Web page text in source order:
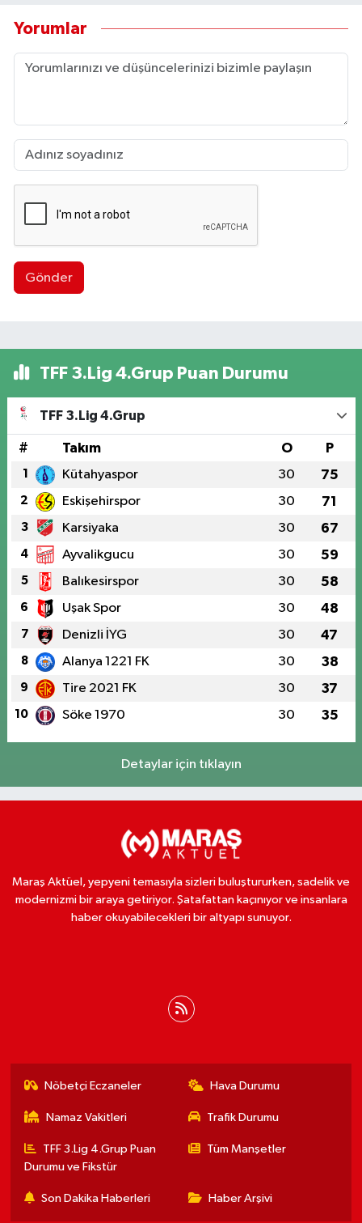
Yorumlar
Gönder
TFF 3.Lig 4.Grup Puan Durumu
TFF 3.Lig 4.Grup
# Takım O P
1 Kütahyaspor 30 75
2 Eskişehirspor 30 71
3 Karsiyaka 30 67
4 Ayvalikgucu 30 59
5 Balıkesirspor 30 58
6 Uşak Spor 30 48
7 Denizli İYG 30 47
8 Alanya 1221 FK 30 38
9 Tire 2021 FK 30 37
10 Söke 1970 30 35
Detaylar için tıklayın
Maraş Aktüel, yepyeni temasıyla sizleri buluştururken, sadelik ve
modernizmi bir araya getiriyor. Şatafattan kaçınıyor ve insanlara
haber okuyabilecekleri bir altyapı sunuyor.
Nöbetçi Eczaneler Hava Durumu
Namaz Vakitleri Trafik Durumu
TFF 3.Lig 4.Grup Puan
Durumu ve Fikstür
Tüm Manşetler
Son Dakika Haberleri Haber Arşivi